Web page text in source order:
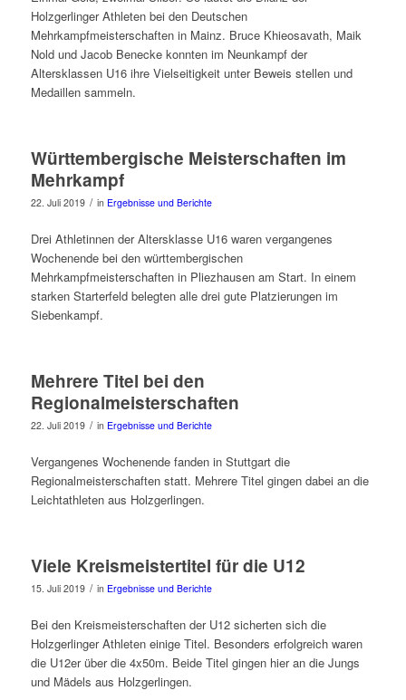
Holzgerlinger Athleten bei den Deutschen
Mehrkampfmeisterschaften in Mainz. Bruce Khieosavath, Maik
Nold und Jacob Benecke konnten im Neunkampf der
Altersklassen U16 ihre Vielseitigkeit unter Beweis stellen und
Medaillen sammeln.
Württembergische Meisterschaften im
Mehrkampf
22. Juli 2019 / in Ergebnisse und Berichte
Drei Athletinnen der Altersklasse U16 waren vergangenes
Wochenende bei den württembergischen
Mehrkampfmeisterschaften in Pliezhausen am Start. In einem
starken Starterfeld belegten alle drei gute Platzierungen im
Siebenkampf.
Mehrere Titel bei den
Regionalmeisterschaften
22. Juli 2019 / in Ergebnisse und Berichte
Vergangenes Wochenende fanden in Stuttgart die
Regionalmeisterschaften statt. Mehrere Titel gingen dabei an die
Leichtathleten aus Holzgerlingen.
Viele Kreismeistertitel für die U12
15. Juli 2019 / in Ergebnisse und Berichte
Bei den Kreismeisterschaften der U12 sicherten sich die
Holzgerlinger Athleten einige Titel. Besonders erfolgreich waren
die U12er über die 4x50m. Beide Titel gingen hier an die Jungs
und Mädels aus Holzgerlingen.